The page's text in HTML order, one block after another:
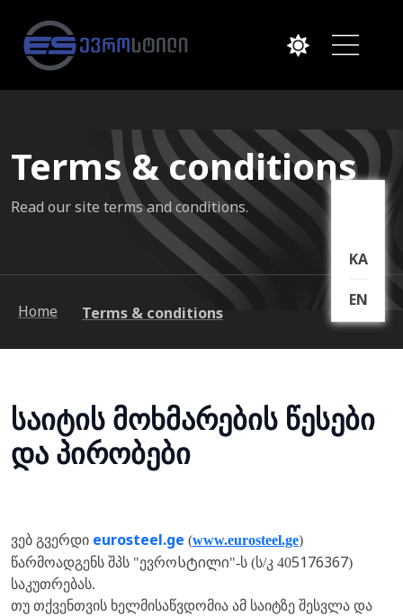
KA
EN
Terms & conditions
Read our site terms and conditions.
Home Terms & conditions
საიტის მოხმარების წესები
და პირობები
ვებ გვერდი eurosteel.ge (www.eurosteel.ge)
წარმოადგენს შპს "ევროსტილი"-ს (ს/კ 405176367)
საკუთრებას.
თუ თქვენთვის ხელმისაწვდომია ამ საიტზე შესვლა და